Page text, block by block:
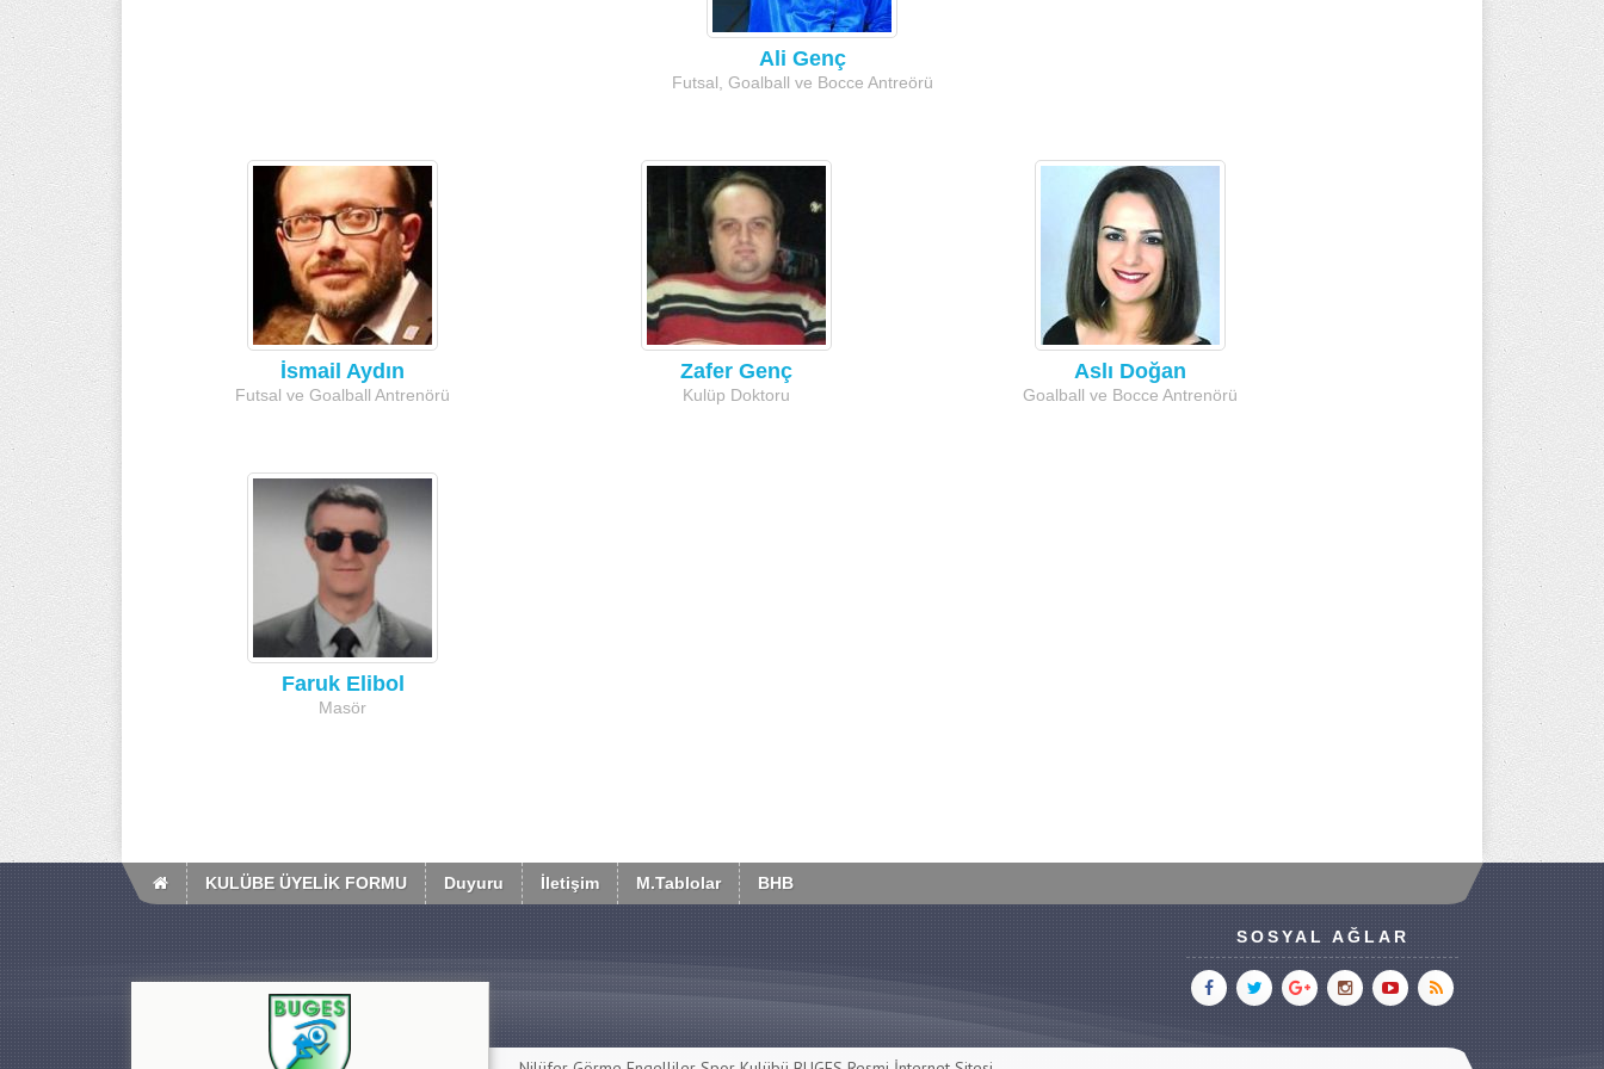
Ali Genç
Futsal, Goalball ve Bocce Antreörü
İsmail Aydın
Futsal ve Goalball Antrenörü
Zafer Genç
Kulüp Doktoru
Aslı Doğan
Goalball ve Bocce Antrenörü
Faruk Elibol
Masör
KULÜBE ÜYELİK FORMU Duyuru İletişim M.Tablolar BHB
SOSYAL AĞLAR